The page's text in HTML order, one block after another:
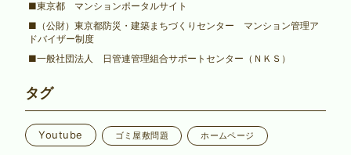
■東京都 マンションポータルサイト
■（公財）東京都防災・建築まちづくりセンター マンション管理ア
ドバイザー制度
■一般社団法人 日管連管理組合サポートセンター（ＮＫＳ）
タグ
Youtube ゴミ屋敷問題 ホームページ